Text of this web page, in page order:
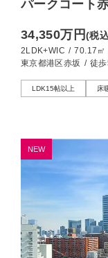
パークコート
34,350万円(税
2LDK+WIC / 70.17㎡
東京都港区赤坂 / 徒
LDK15帖以上 床
NEW